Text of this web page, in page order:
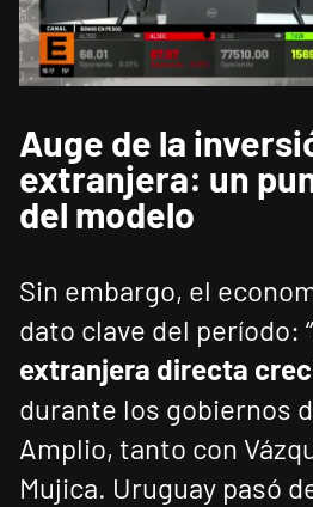
Auge de la
extranjera: un
del modelo
Sin embargo, el
dato clave del período: “
extranjera directa
durante los gobiernos
Amplio, tanto con
Mujica. Uruguay pasó